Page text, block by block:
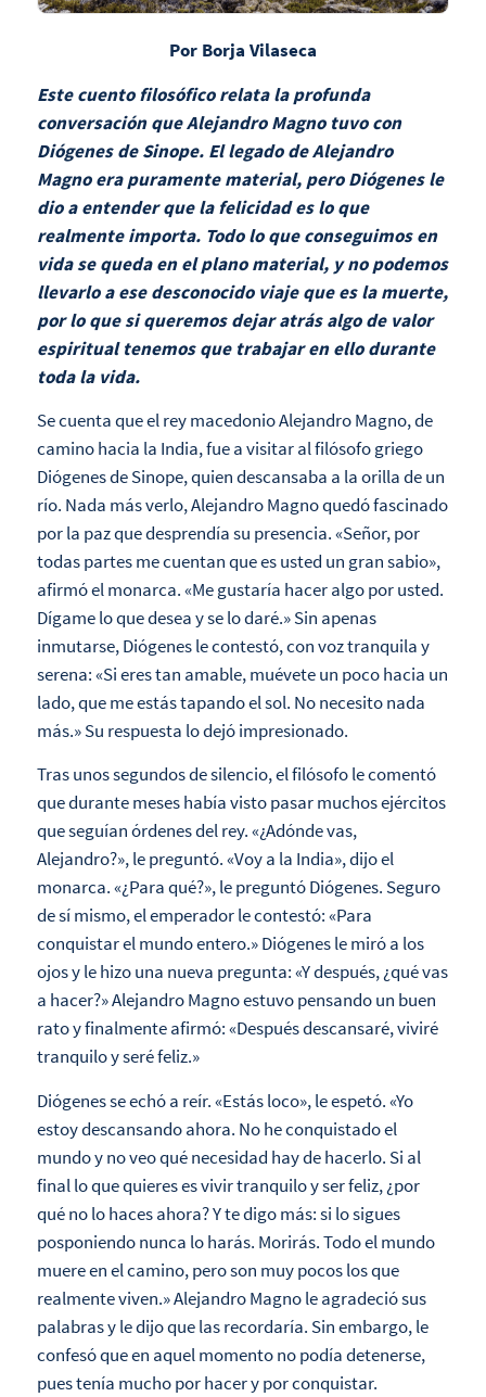
Por Borja Vilaseca
Este cuento filosófico relata la profunda
conversación que Alejandro Magno tuvo con
Diógenes de Sinope. El legado de Alejandro
Magno era puramente material, pero Diógenes le
dio a entender que la felicidad es lo que
realmente importa. Todo lo que conseguimos en
vida se queda en el plano material, y no podemos
llevarlo a ese desconocido viaje que es la muerte,
por lo que si queremos dejar atrás algo de valor
espiritual tenemos que trabajar en ello durante
toda la vida.
Se cuenta que el rey macedonio Alejandro Magno, de
camino hacia la India, fue a visitar al filósofo griego
Diógenes de Sinope, quien descansaba a la orilla de un
río. Nada más verlo, Alejandro Magno quedó fascinado
por la paz que desprendía su presencia. «Señor, por
todas partes me cuentan que es usted un gran sabio»,
afirmó el monarca. «Me gustaría hacer algo por usted.
Dígame lo que desea y se lo daré.» Sin apenas
inmutarse, Diógenes le contestó, con voz tranquila y
serena: «Si eres tan amable, muévete un poco hacia un
lado, que me estás tapando el sol. No necesito nada
más.» Su respuesta lo dejó impresionado.
Tras unos segundos de silencio, el filósofo le comentó
que durante meses había visto pasar muchos ejércitos
que seguían órdenes del rey. «¿Adónde vas,
Alejandro?», le preguntó. «Voy a la India», dijo el
monarca. «¿Para qué?», le preguntó Diógenes. Seguro
de sí mismo, el emperador le contestó: «Para
conquistar el mundo entero.» Diógenes le miró a los
ojos y le hizo una nueva pregunta: «Y después, ¿qué vas
a hacer?» Alejandro Magno estuvo pensando un buen
rato y finalmente afirmó: «Después descansaré, viviré
tranquilo y seré feliz.»
Diógenes se echó a reír. «Estás loco», le espetó. «Yo
estoy descansando ahora. No he conquistado el
mundo y no veo qué necesidad hay de hacerlo. Si al
final lo que quieres es vivir tranquilo y ser feliz, ¿por
qué no lo haces ahora? Y te digo más: si lo sigues
posponiendo nunca lo harás. Morirás. Todo el mundo
muere en el camino, pero son muy pocos los que
realmente viven.» Alejandro Magno le agradeció sus
palabras y le dijo que las recordaría. Sin embargo, le
confesó que en aquel momento no podía detenerse,
pues tenía mucho por hacer y por conquistar.